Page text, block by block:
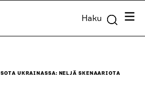
Haku
SOTA UKRAINASSA: NELJÄ SKENAARIOTA